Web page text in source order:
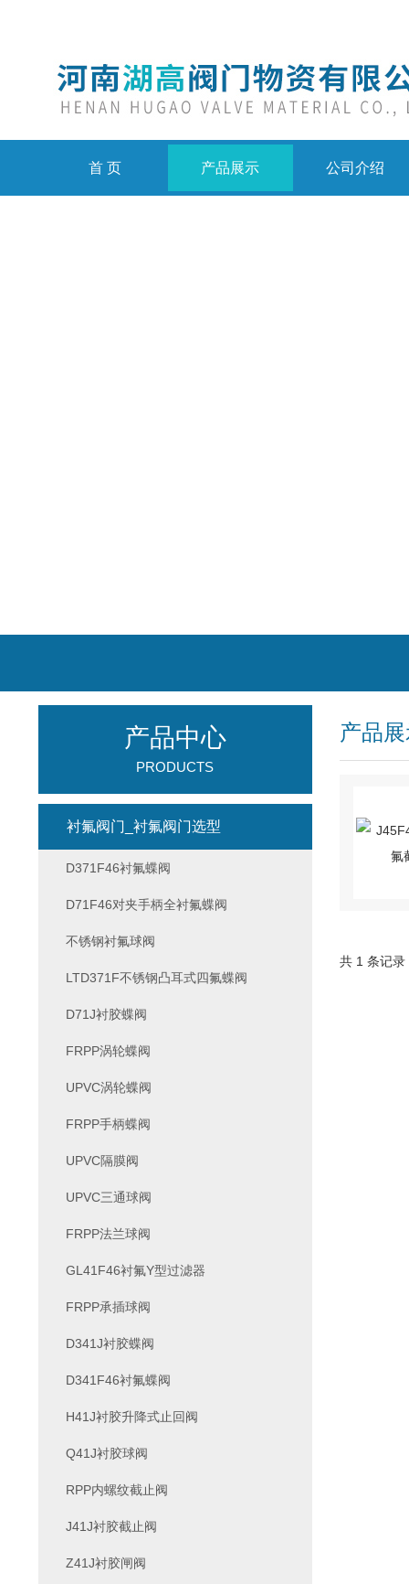
首 页 产品展示 公司介绍
产品
共 1 条记
产品中心
PRODUCTS
衬氟阀门_衬氟阀门选型
D371F46衬氟蝶阀
D71F46对夹手柄全衬氟蝶阀
不锈钢衬氟球阀
LTD371F不锈钢凸耳式四氟蝶阀
D71J衬胶蝶阀
FRPP涡轮蝶阀
UPVC涡轮蝶阀
FRPP手柄蝶阀
UPVC隔膜阀
UPVC三通球阀
FRPP法兰球阀
GL41F46衬氟Y型过滤器
FRPP承插球阀
D341J衬胶蝶阀
D341F46衬氟蝶阀
H41J衬胶升降式止回阀
Q41J衬胶球阀
RPP内螺纹截止阀
J41J衬胶截止阀
Z41J衬胶闸阀